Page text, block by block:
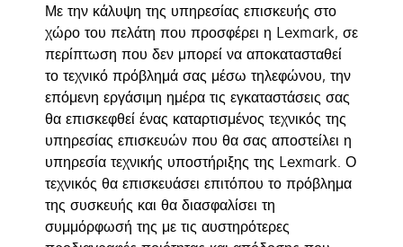
Με την κάλυψη της υπηρεσίας επισκευής στο
χώρο του πελάτη που προσφέρει η Lexmark, σε
περίπτωση που δεν μπορεί να αποκατασταθεί
το τεχνικό πρόβλημά σας μέσω τηλεφώνου, την
επόμενη εργάσιμη ημέρα τις εγκαταστάσεις σας
θα επισκεφθεί ένας καταρτισμένος τεχνικός της
υπηρεσίας επισκευών που θα σας αποστείλει η
υπηρεσία τεχνικής υποστήριξης της Lexmark. Ο
τεχνικός θα επισκευάσει επιτόπου το πρόβλημα
της συσκευής και θα διασφαλίσει τη
συμμόρφωσή της με τις αυστηρότερες